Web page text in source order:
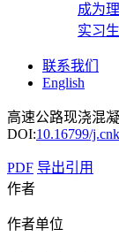
成为
实习
联系我们
English
高速公路现浇混
DOI:10.16799/
PDF 导出引用
作者
作者单位